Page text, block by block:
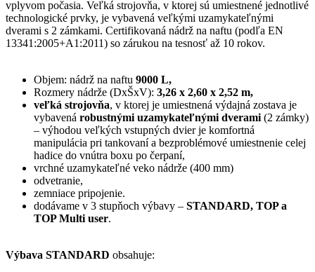
vplyvom počasia. Veľká strojovňa, v ktorej sú umiestnené jednotlivé
technologické prvky, je vybavená veľkými uzamykateľnými
dverami s 2 zámkami. Certifikovaná nádrž na naftu (podľa EN
13341:2005+A1:2011) so zárukou na tesnosť až 10 rokov.
Objem: nádrž na naftu 9000 L,
Rozmery nádrže (DxŠxV): 3,26 x 2,60 x 2,52 m,
veľká strojovňa, v ktorej je umiestnená výdajná zostava je
vybavená robustnými uzamykateľnými dverami (2 zámky)
– výhodou veľkých vstupných dvier je komfortná
manipulácia pri tankovaní a bezproblémové umiestnenie celej
hadice do vnútra boxu po čerpaní,
vrchné uzamykateľné veko nádrže (400 mm)
odvetranie,
zemniace pripojenie.
dodávame v 3 stupňoch výbavy – STANDARD, TOP a
TOP Multi user.
Výbava STANDARD obsahuje: